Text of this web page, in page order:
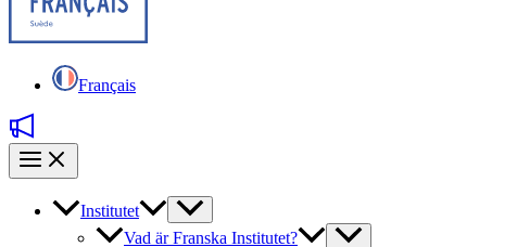
Français
Institutet
Vad är Franska Institutet?